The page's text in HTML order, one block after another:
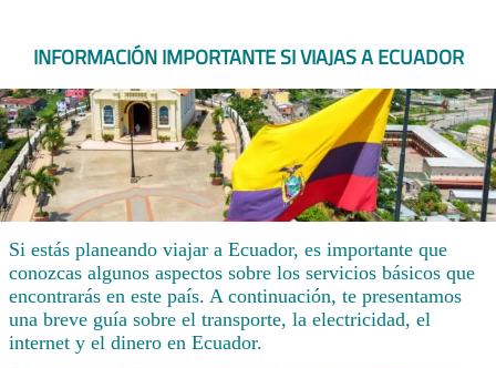
INFORMACIÓN IMPORTANTE SI VIAJAS A ECUADOR
Si estás planeando viajar a Ecuador, es importante que
conozcas algunos aspectos sobre los servicios básicos que
encontrarás en este país. A continuación, te presentamos
una breve guía sobre el transporte, la electricidad, el
internet y el dinero en Ecuador.